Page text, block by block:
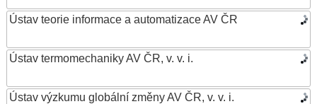
Ústav teorie informace a automatizace AV ČR
Ústav termomechaniky AV ČR, v. v. i.
Ústav výzkumu globální změny AV ČR, v. v. i.